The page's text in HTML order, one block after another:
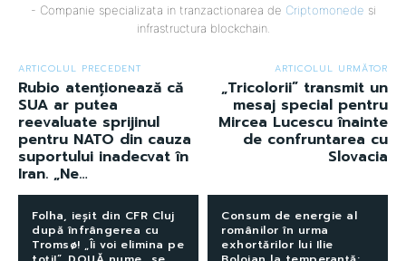
- Companie specializata in tranzactionarea de Criptomonede si
infrastructura blockchain.
ARTICOLUL PRECEDENT
Rubio atenționează că
SUA ar putea
reevaluate sprijinul
pentru NATO din cauza
suportului inadecvat în
Iran. „Ne…
ARTICOLUL URMĂTOR
„Tricolorii” transmit un
mesaj special pentru
Mircea Lucescu înainte
de confruntarea cu
Slovacia
Folha, ieșit din CFR Cluj
după înfrângerea cu
Tromsø! „Îi voi elimina pe
Consum de energie al
românilor în urma
exhortărilor lui Ilie